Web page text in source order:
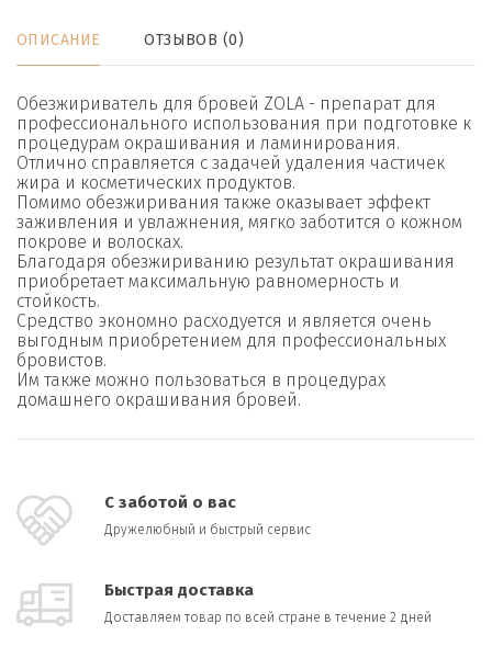
ОПИСАНИЕ ОТЗЫВОВ (0)
Обезжириватель для бровей ZOLA - препарат для
профессионального использования при подготовке к
процедурам окрашивания и ламинирования.
Отлично справляется с задачей удаления частичек
жира и косметических продуктов.
Помимо обезжиривания также оказывает эффект
заживления и увлажнения, мягко заботится о кожном
покрове и волосках.
Благодаря обезжириванию результат окрашивания
приобретает максимальную равномерность и
стойкость.
Средство экономно расходуется и является очень
выгодным приобретением для профессиональных
бровистов.
Им также можно пользоваться в процедурах
домашнего окрашивания бровей.
С заботой о вас
Дружелюбный и быстрый сервис
Быстрая доставка
Доставляем товар по всей стране в течение 2 дней